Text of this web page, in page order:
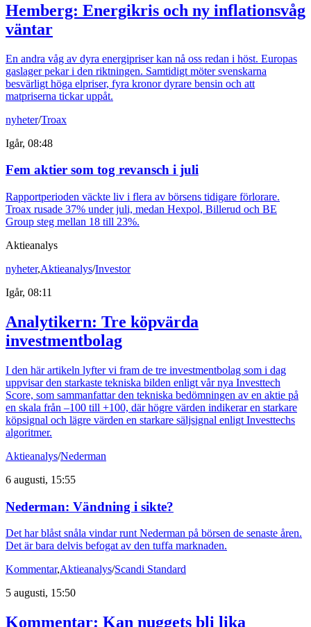
Hemberg: Energikris och ny inflationsvåg
väntar
En andra våg av dyra energipriser kan nå oss redan i höst. Europas
gaslager pekar i den riktningen. Samtidigt möter svenskarna
besvärligt höga elpriser, fyra kronor dyrare bensin och att
matpriserna tickar uppåt.
nyheter/Troax
Igår, 08:48
Fem aktier som tog revansch i juli
Rapportperioden väckte liv i flera av börsens tidigare förlorare.
Troax rusade 37% under juli, medan Hexpol, Billerud och BE
Group steg mellan 18 till 23%.
Aktieanalys
nyheter,Aktieanalys/Investor
Igår, 08:11
Analytikern: Tre köpvärda
investmentbolag
I den här artikeln lyfter vi fram de tre investmentbolag som i dag
uppvisar den starkaste tekniska bilden enligt vår nya Investtech
Score, som sammanfattar den tekniska bedömningen av en aktie på
en skala från –100 till +100, där högre värden indikerar en starkare
köpsignal och lägre värden en starkare säljsignal enligt Investtechs
algoritmer.
Aktieanalys/Nederman
6 augusti, 15:55
Nederman: Vändning i sikte?
Det har blåst snåla vindar runt Nederman på börsen de senaste åren.
Det är bara delvis befogat av den tuffa marknaden.
Kommentar,Aktieanalys/Scandi Standard
5 augusti, 15:50
Kommentar: Kan nuggets bli lika